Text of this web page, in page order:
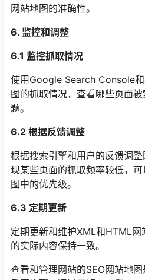
网站地图的准确性。
6. 监控和调整
6.1 监控抓取情况
使用Google Search Console
图的抓取情况，查看哪些页面
题。
6.2 根据反馈调整
根据搜索引擎和用户的反馈调
现某些页面的抓取频率较低，
图中的优先级。
6.3 定期更新
定期更新和维护XML和HTML
的实际内容保持一致。
查看和管理网站的SEO网站地